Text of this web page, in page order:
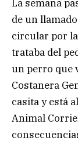
La semana
de un
circular por
trataba del
un perro que
Costanera
casita y está
Animal